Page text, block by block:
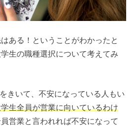
ある！ということがわかったと
生の職種選択について考えてみ
きいて、不安になっている人もい
生全員が営業に向いているわけ
営業と言われれば不安になって